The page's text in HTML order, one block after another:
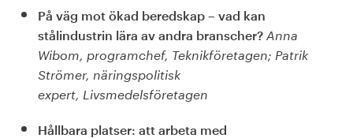
På väg mot ökad beredskap – vad kan
stålindustrin lära av andra branscher? Anna
Wibom, programchef, Teknikföretagen; Patrik
Strömer, näringspolitisk
expert, Livsmedelsföretagen
Hållbara platser: att arbeta med